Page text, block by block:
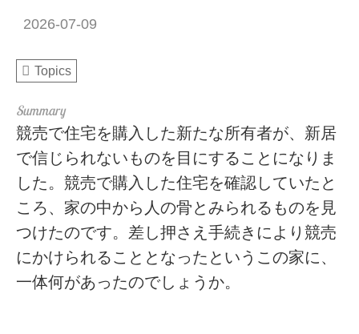
2026-07-09
Topics
競売で住宅を購入した新たな所有者が、新居
で信じられないものを目にすることになりま
した。競売で購入した住宅を確認していたと
ころ、家の中から人の骨とみられるものを見
つけたのです。差し押さえ手続きにより競売
にかけられることとなったというこの家に、
一体何があったのでしょうか。